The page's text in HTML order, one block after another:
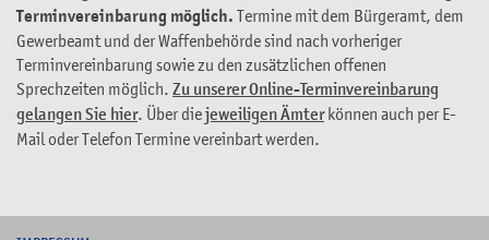
Terminvereinbarung möglich. Termine mit dem Bürgeramt, dem
Gewerbeamt und der Waffenbehörde sind nach vorheriger
Terminvereinbarung sowie zu den zusätzlichen offenen
Sprechzeiten möglich. Zu unserer Online-Terminvereinbarung
gelangen Sie hier. Über diejeweiligen Ämterkönnen auch per E-
Mail oder Telefon Termine vereinbart werden.